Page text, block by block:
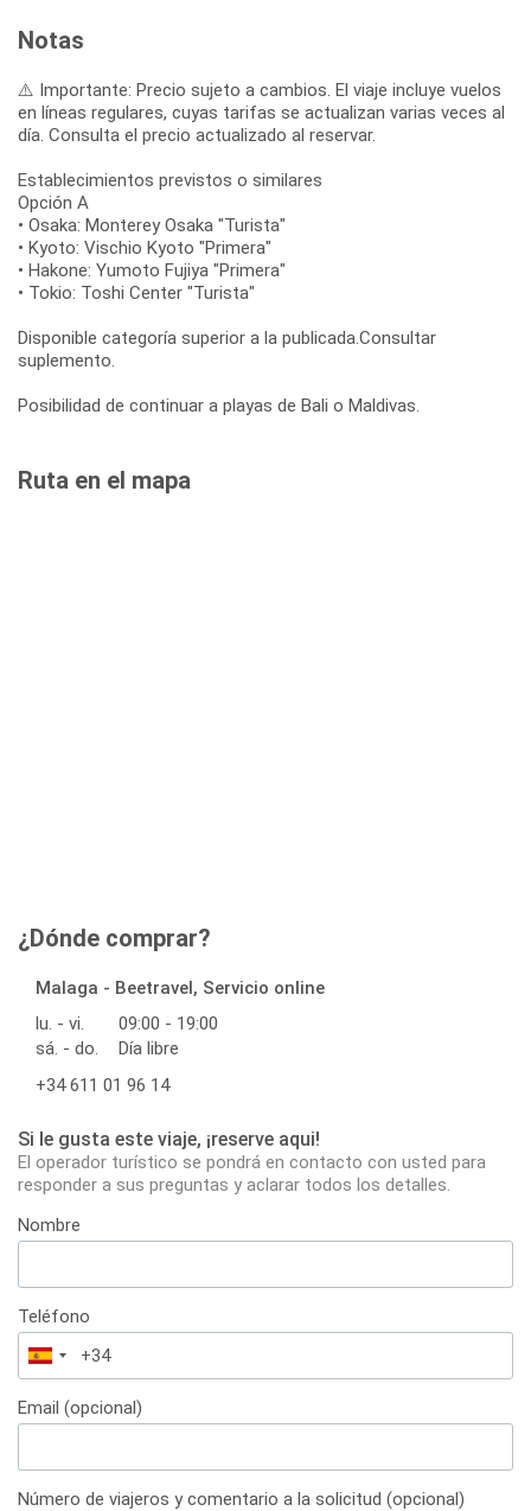
Notas
⚠️ Importante: Precio sujeto a cambios. El viaje incluye vuelos
en líneas regulares, cuyas tarifas se actualizan varias veces al
día. Consulta el precio actualizado al reservar.
Establecimientos previstos o similares
Opción A
• Osaka: Monterey Osaka "Turista"
• Kyoto: Vischio Kyoto "Primera"
• Hakone: Yumoto Fujiya "Primera"
• Tokio: Toshi Center "Turista"
Disponible categoría superior a la publicada.Consultar
suplemento.
Posibilidad de continuar a playas de Bali o Maldivas.
Ruta en el mapa
¿Dónde comprar?
Malaga - Beetravel, Servicio online
lu. - vi.
09:00 - 19:00
sá. - do.
Día libre
+34 611 01 96 14
Si le gusta este viaje, ¡reserve aqui!
El operador turístico se pondrá en contacto con usted para
responder a sus preguntas y aclarar todos los detalles.
Nombre
Teléfono
España
+34
Email (opcional)
Número de viajeros y comentario a la solicitud (opcional)